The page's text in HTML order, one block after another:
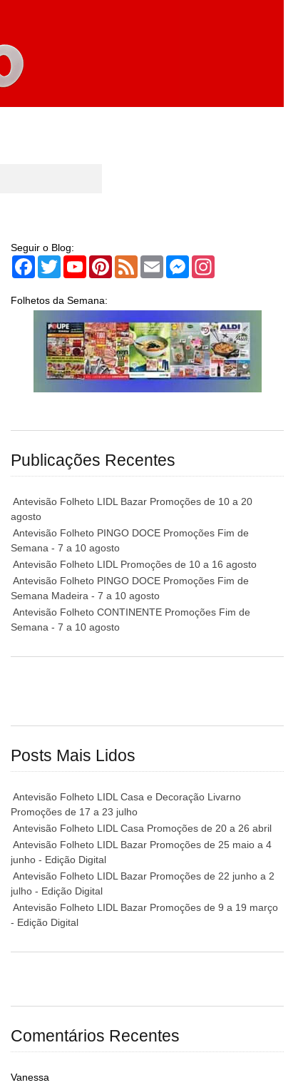
Seguir o Blog:
Facebook
TwitterYouTubePinterest
Feed Email Messenger
Folhetos da Semana:
Publicações Recentes
Antevisão Folheto LIDL Bazar Promoções de 10 a 20
agosto
Antevisão Folheto PINGO DOCE Promoções Fim de
Semana - 7 a 10 agosto
Antevisão Folheto LIDL Promoções de 10 a 16 agosto
Antevisão Folheto PINGO DOCE Promoções Fim de
Semana Madeira - 7 a 10 agosto
Antevisão Folheto CONTINENTE Promoções Fim de
Semana - 7 a 10 agosto
Posts Mais Lidos
Antevisão Folheto LIDL Casa e Decoração Livarno
Promoções de 17 a 23 julho
Antevisão Folheto LIDL Casa Promoções de 20 a 26 abril
Antevisão Folheto LIDL Bazar Promoções de 25 maio a 4
junho - Edição Digital
Antevisão Folheto LIDL Bazar Promoções de 22 junho a 2
julho - Edição Digital
Antevisão Folheto LIDL Bazar Promoções de 9 a 19 março
- Edição Digital
Comentários Recentes
Vanessa